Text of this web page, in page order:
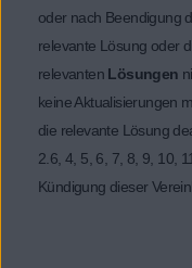
oder nach Beendigung
relevante Lösung oder
relevanten Lösungen
keine Aktualisierungen
die relevante Lösung
2.6, 4, 5, 6, 7, 8, 9, 10,
Kündigung dieser